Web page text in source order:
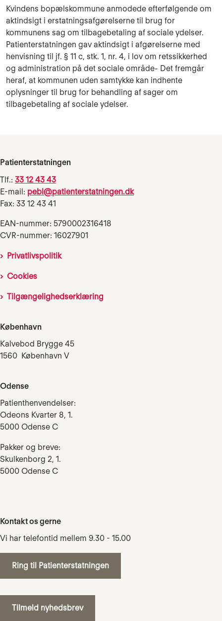
Kvindens bopælskommune anmodede efterfølgende om
aktindsigt i erstatningsafgørelserne til brug for
kommunens sag om tilbagebetaling af sociale ydelser.
Patienterstatningen gav aktindsigt i afgørelserne med
henvisning til jf. § 11 c, stk. 1, nr. 4, i lov om retssikkerhed
og administration på det sociale område- Det fremgår
heraf, at kommunen uden samtykke kan indhente
oplysninger til brug for behandling af sager om
tilbagebetaling af sociale ydelser.
Patienterstatningen
Tlf.: 33 12 43 43
E-mail: pebl@patienterstatningen.dk
Fax: 33 12 43 41
EAN-nummer: 5790002316418
CVR-nummer: 16027901
Privatlivspolitik
Cookies
Tilgængelighedserklæring
København
Kalvebod Brygge 45
1560 København V
Odense
Patienthenvendelser:
Odeons Kvarter 8, 1.
5000 Odense C
Pakker og breve:
Skulkenborg 2, 1.
5000 Odense C
Kontakt os gerne
Vi har telefontid mellem 9.30 - 15.00
Ring til Patienterstatningen
Tilmeld nyhedsbrev